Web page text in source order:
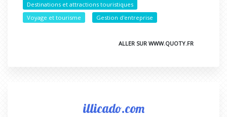
Destinations et attractions touristiques
Voyage et tourisme
Gestion d'entreprise
ALLER SUR WWW.QUOTY.FR
illicado.com